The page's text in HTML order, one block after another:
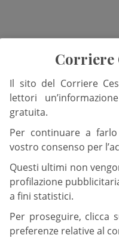
Corriere
Il sito del Corriere
lettori
gratuita.
Per continuare a
vostro consenso per
Questi ultimi non
profilazione
a fini statistici.
Per proseguire, clicca
preferenze relative al